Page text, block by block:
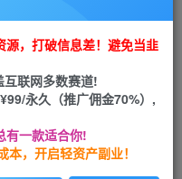
玩转搜索流量
，打破信息差！避免当韭
联网多数赛道!
永久（推广佣金70%）,
有一款适合你!
，开启轻资产副业！